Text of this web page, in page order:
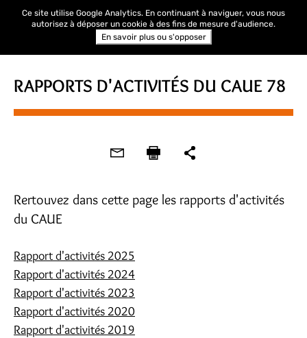
RAPPORTS D'ACTIVITÉS DU CAUE 78
Rertouvez dans cette page les rapports d'activités
du CAUE
Rapport d'activités 2025
Rapport d'activités 2024
Rapport d'activités 2023
Rapport d'activités 2020
Rapport d'activités 2019
Ce site utilise Google Analytics. En continuant à naviguer, vous nous
autorisez à déposer un cookie à des fins de mesure d'audience.
En savoir plus ou s'opposer